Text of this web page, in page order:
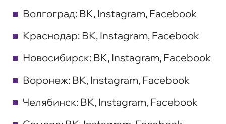
Волгоград: ВК, Instagram, Facebook
Краснодар: ВК, Instagram, Facebook
Новосибирск: ВК, Instagram, Facebook
Воронеж: ВК, Instagram, Facebook
Челябинск: ВК, Instagram, Facebook